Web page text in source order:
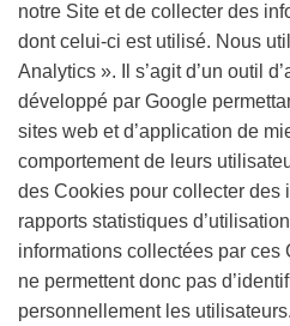
notre Site et de collecter des
dont celui-ci est utilisé. Nous
Analytics ». Il s’agit d’un outil
développé par Google
sites web et d’application de
comportement de leurs
des Cookies pour collecter des
rapports statistiques
informations collectées par ces
ne permettent donc pas
personnellement les